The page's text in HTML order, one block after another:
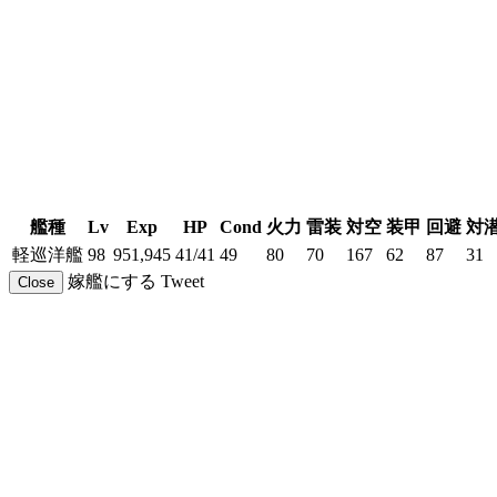
艦種 Lv Exp HP Cond 火力 雷装 対空 装甲 回避 対
軽巡洋艦 98 951,945 41/41 49 80 70 167 62 87 31
Close 嫁艦にする Tweet